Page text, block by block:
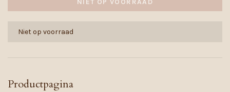
NIET OP VOORRAAD
Niet op voorraad
Productpagina